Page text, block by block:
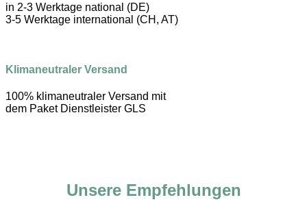
in 2-3 Werktage national (DE)
3-5 Werktage international (CH, AT)
Klimaneutraler Versand
100% klimaneutraler Versand mit
dem Paket Dienstleister GLS
Unsere Empfehlungen